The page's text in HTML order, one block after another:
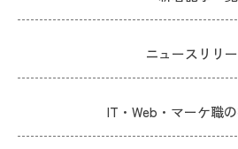
ニュースリリ
IT・Web・マーケ職